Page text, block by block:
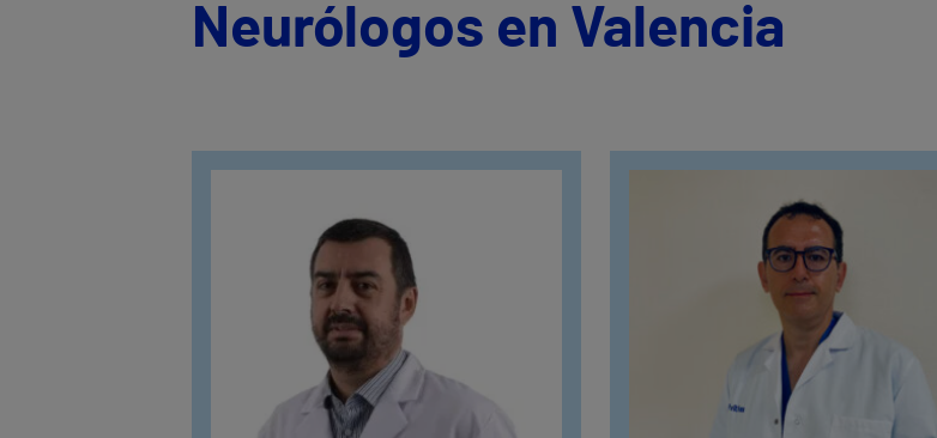
Neurólogos en Valencia